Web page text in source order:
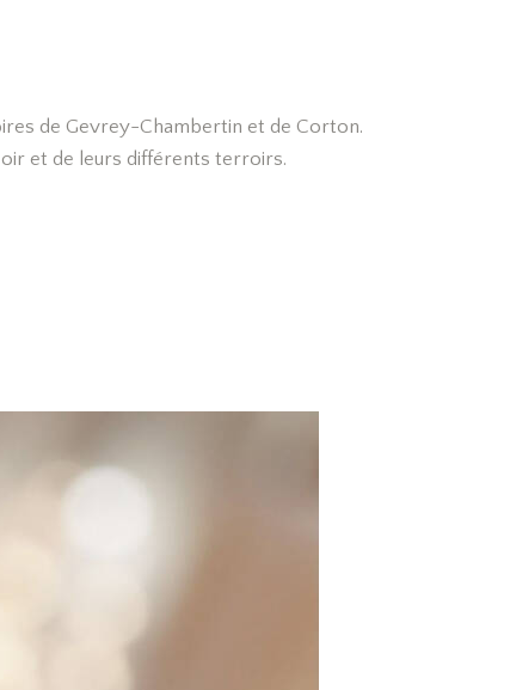
de Gevrey-Chambertin et de Corton.
et de leurs différents terroirs.